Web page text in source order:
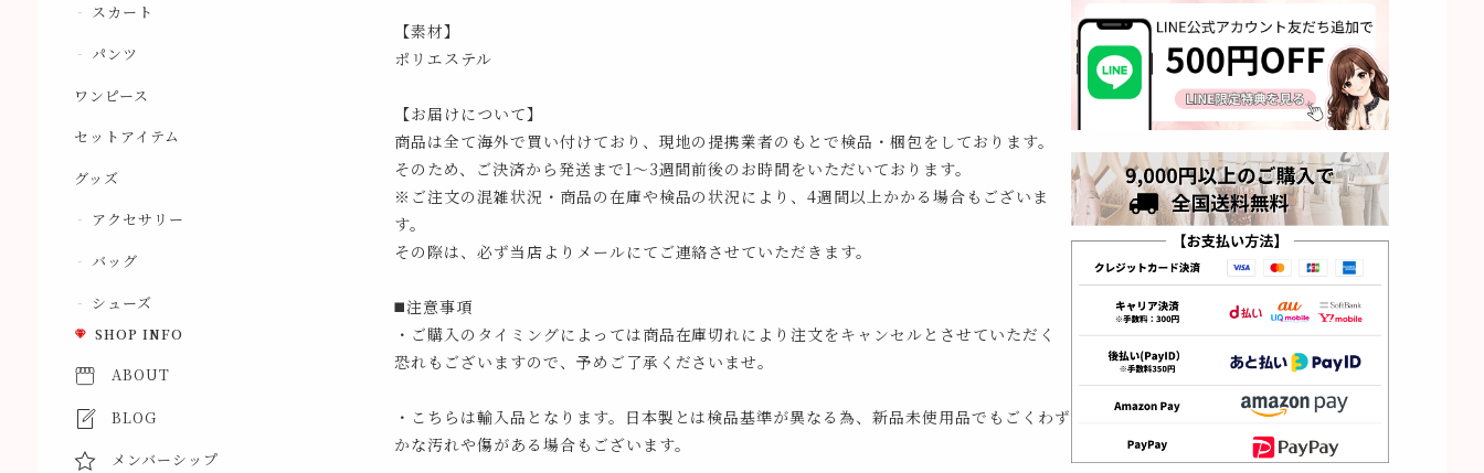
スカート
パンツ
ワンピース
セットアイテム
グッズ
アクセサリー
バッグ
シューズ
SHOP INFO
ABOUT
BLOG
メンバーシップ
【素材】
ポリエステル
【お届けについて】
商品は全て海外で買い付けており、現地の提携業者のもとで検品・梱包をしております。
そのため、ご決済から発送まで1～3週間前後のお時間をいただいております。
※ご注文の混雑状況・商品の在庫や検品の状況により、4週間以上かかる場合もございま
す。
その際は、必ず当店よりメールにてご連絡させていただきます。
◼️注意事項
・ご購入のタイミングによっては商品在庫切れにより注文をキャンセルとさせていただく
恐れもございますので、予めご了承くださいませ。
・こちらは輸入品となります。日本製とは検品基準が異なる為、新品未使用品でもごくわず
かな汚れや傷がある場合もございます。